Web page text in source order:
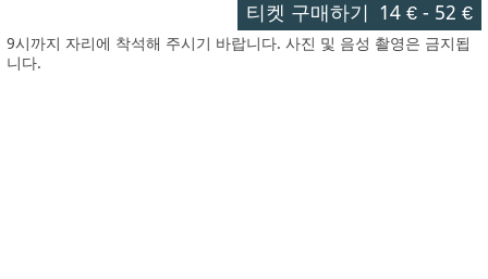
티켓 구매하기 14 €- 52 €
9시까지 자리에 착석해 주시기 바랍니다. 사진 및 음성 촬영은 금지됩
니다.